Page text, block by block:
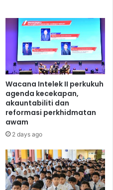
Wacana Intelek II perkukuh
agenda kecekapan,
akauntabiliti dan
reformasi perkhidmatan
awam
2 days ago